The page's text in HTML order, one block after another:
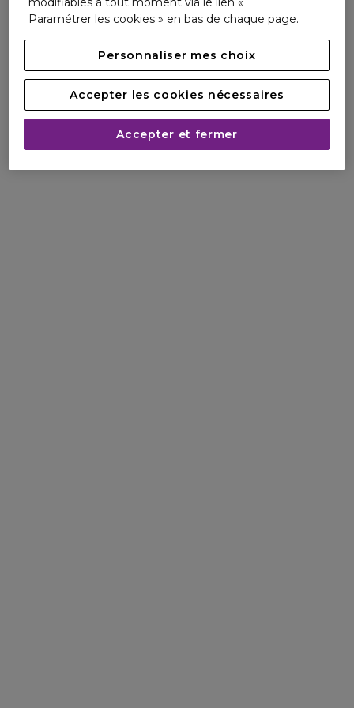
Paramétrer les cookies » en bas de chaque page.
Personnaliser mes choix
Accepter les cookies nécessaires
Accepter et fermer